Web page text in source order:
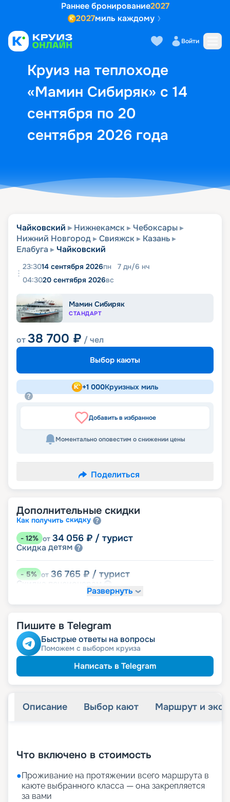
Раннее бронирование2027
2027миль каждому
Войти
Круиз на теплоходе
«Мамин Сибиряк» с 14
сентября по 20
сентября 2026 года
Выбор кают Маршрут и
Чайковский Нижнекамск
Чебоксары
Нижний Новгород
Свияжск
Казань
Елабуга
Чайковский
23:3014 сентября 2026пн 7 дн/6 нч
04:3020 сентября 2026вс
Мамин Сибиряк
СТАНДАРТ
от38 700 ₽ / чел
Выбор каюты
+1 000Круизных миль
Добавить в избранное
Моментально оповестим о снижении цены
Поделиться
Дополнительные скидки
Как получить скидку
- 12% от 34 056 ₽ / турист
Скидка детям
-5% от 36 765 ₽ / турист
Скидка
Скидка на юбилей свадьбы, кратный 5-ти
Развернуть
Пишите в Telegram
Быстрые ответы на вопросы
Поможем с выбором круиза
Написать в Telegram
Описание Выбор кают Маршрут и
Что включено в стоимость
●Проживание на протяжении всего маршрута в
каюте выбранного класса — она закрепляется
за вами